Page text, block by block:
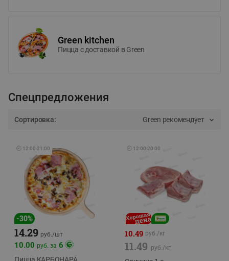
Green kitchen
Пицца c доставкой в Green
Спецпредложения
Сортировка: Green рекомендует
🕘 12:00-21:00
-30%
14.29 руб./шт
10.00 руб. за 6
🕘 12:00-20:00
10.49 руб./кг
11.49 руб./кг